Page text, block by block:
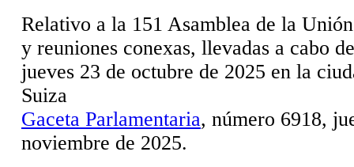
Relativo a la 151 Asamblea de la
y reuniones conexas, llevadas a cabo
jueves 23 de octubre de 2025 en la
Suiza
Gaceta Parlamentaria, número 6918,
noviembre de 2025.